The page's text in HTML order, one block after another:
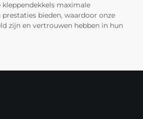
maximale
bieden, waardoor onze
zijn en vertrouwen hebben in hun